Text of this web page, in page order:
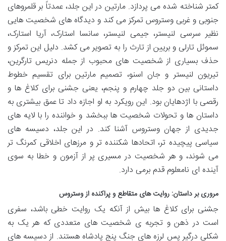
کمتر شناخته شده می پردازد. مارتین در این جلد، عمدتاً بر قلمروهای
جنوبی و غربی وستروس تمرکز می کند و دیدگاه های شخصیت هایی
نظیر سرسی لنیستر، جیمی لنیستر، سانسا استارک، آریا استارک،
سموئل تارلی و بریین از تارث را به تصویر می کشد. دلیل این تمرکز و
حذف بسیاری از شخصیت های محبوب از جمله دنریس تارگرین،
تیریون لنیستر و جان اسنو، تصمیم مارتین برای تقسیم خطوط
داستانی بین دو جلد چهارم و پنجم، یعنی جشنی برای کلاغ ها و
رقصی با اژدهایان بود. این رویکرد به او اجازه داد تا عمق بیشتری به
داستان ها و تحولات شخصیت ها ببخشد و خواننده را با لایه های
جدیدی از جهان وستروس آشنا کند. در این جلد، دسیسه های
سیاسی پیچیده تر، اتحادها شکننده تر و مرزهای اخلاقی کمرنگ تر
می شوند، و هر شخصیت در مسیری پر از آزمون و خطا به سوی
آینده ای نامعلوم قدم برمی دارد.
مروری بر داستان: روایت های متقاطع و پراکنده از وستروس
جشنی برای کلاغ ها بیش از آنکه یک روایت خطی باشد، سفری
است در ذهن و تجربه ی شخصیت های متعددی که هر یک به
شکلی درگیر پس لرزه های جنگ پنج پادشاه هستند. از دسیسه های